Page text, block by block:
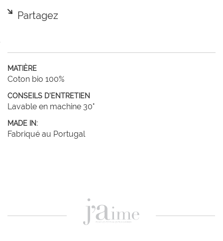
Partagez
MATIÈRE
Coton bio 100%
CONSEILS D'ENTRETIEN
Lavable en machine 30°
MADE IN:
Fabriqué au Portugal